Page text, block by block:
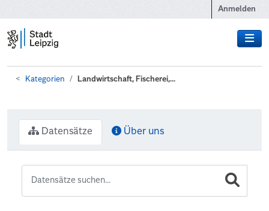
Anmelden
Kategorien Landwirtschaft, Fischerei,...
Datensätze Über uns